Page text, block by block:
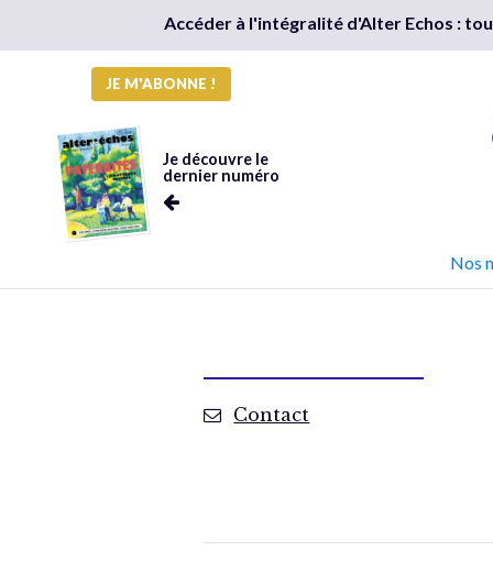
Accéder à l'intégralité d'Alter Echos :
JE M'ABONNE !
Je découvre le
dernier numéro
Nos
Contact